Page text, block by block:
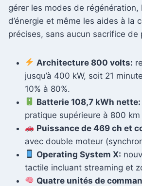
gérer les modes de régénération,
d’énergie et même les aides à la
précises, sans aucun sacrifice de
Architecture 800 volts:
jusqu’à 400 kW, soit 21
10% à 80%.
Batterie 108,7 kWh nette:
pratique supérieure à 800 km
Puissance de 469 ch et
avec double moteur
Operating System X:
tactile incluant streaming et
Quatre unités de